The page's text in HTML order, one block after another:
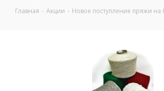
Главная - Акции - Новое поступление пряжи